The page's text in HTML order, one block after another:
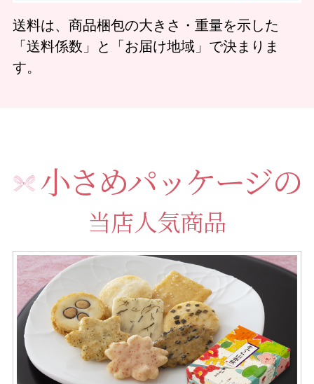
送料は、商品梱包の大きさ・重量を示した
「送料係数」と「お届け地域」で決まりま
す。
小さめパッケージの
当店人気商品